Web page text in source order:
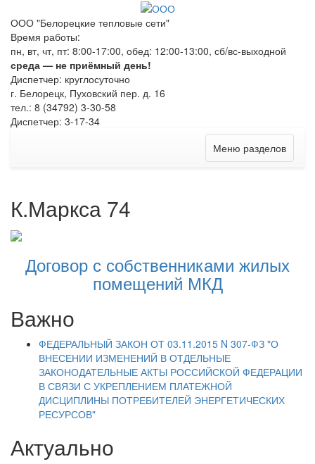
ООО "Белорецкие тепловые сети"
Время работы:
пн, вт, чт, пт: 8:00-17:00, обед: 12:00-13:00, сб/вс-выходной
среда — не приёмный день!
Диспетчер: круглосуточно
г. Белорецк, Пуховский пер. д. 16
тел.: 8 (34792) 3-30-58
Диспетчер: 3-17-34
Меню разделов
К.Маркса 74
Договор с собственниками жилых
помещений МКД
Важно
ФЕДЕРАЛЬНЫЙ ЗАКОН ОТ 03.11.2015 N 307-ФЗ "О
ВНЕСЕНИИ ИЗМЕНЕНИЙ В ОТДЕЛЬНЫЕ
ЗАКОНОДАТЕЛЬНЫЕ АКТЫ РОССИЙСКОЙ ФЕДЕРАЦИИ
В СВЯЗИ С УКРЕПЛЕНИЕМ ПЛАТЕЖНОЙ
ДИСЦИПЛИНЫ ПОТРЕБИТЕЛЕЙ ЭНЕРГЕТИЧЕСКИХ
РЕСУРСОВ"
Актуально